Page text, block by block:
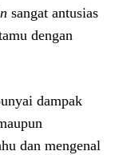
sangat antusias
dengan
dampak
dan mengenal